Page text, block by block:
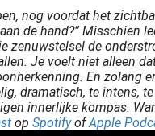
nog voordat het
de hand?”
zenuwstelsel de
Je voelt niet alleen
En zolang
dramatisch, te intens,
innerlijke kompas.
op SpotifyofApple